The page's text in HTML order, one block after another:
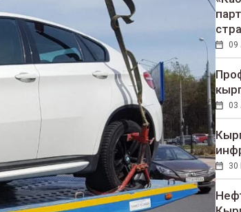
09
03
30